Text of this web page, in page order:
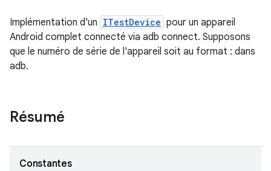
Implémentation d'un ITestDevice pour un appareil
Android complet connecté via adb connect. Supposons
que le numéro de série de l'appareil soit au format : dans
adb.
Résumé
Constantes